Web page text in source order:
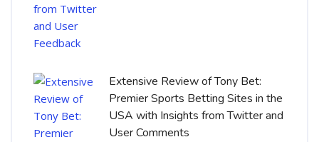
Extensive Review of Tony Bet:
Premier Sports Betting Sites in the
USA with Insights from Twitter and
User Comments